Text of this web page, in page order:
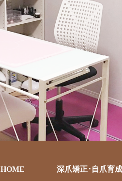
HOME 深爪矯正･自爪育